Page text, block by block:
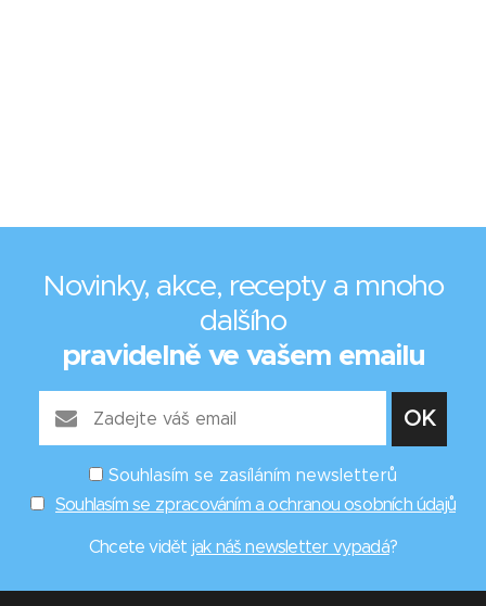
Novinky, akce, recepty a mnoho
dalšího
pravidelně ve vašem emailu
Souhlasím se zasíláním newsletterů
Souhlasím se zpracováním a ochranou osobních údajů
Chcete vidět jak náš newsletter vypadá?